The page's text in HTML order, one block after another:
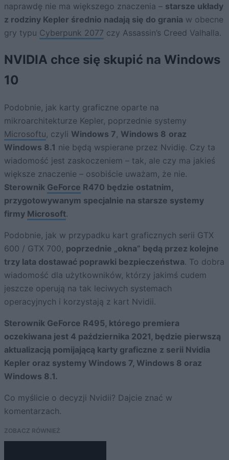
naprawdę nie ma większego znaczenia – starsze układy
z rodziny Kepler średnio nadają się do grania w obecne
gry typu Cyberpunk 2077 czy Assassin’s Creed Valhalla.
NVIDIA chce się skupić na Windows
10
Podobnie, jak karty graficzne oparte na
mikroarchitekturze Kepler, poprzednie systemy
Microsoftu, czyli Windows 7, Windows 8 oraz
Windows 8.1 nie będą wspierane przez Nvidię. Czy ta
wiadomość jest zaskoczeniem – tak, ale czy ma jakieś
większe znaczenie – osobiście uważam, że nie.
Sterownik GeForce R470 będzie ostatnim,
przygotowywanym specjalnie na starsze systemy
firmy Microsoft.
Podobnie, jak w przypadku kart graficznych serii GTX
600 / GTX 700, poprzednie „okna” będą przez kolejne
trzy lata dostawać poprawki bezpieczeństwa. To dobra
wiadomość dla użytkowników, którzy jakimś cudem
jeszcze operują na tak leciwych systemach
operacyjnych i korzystają z kart Nvidii.
Sterownik GeForce R495, którego premiera
oczekiwana jest 4 października 2021, będzie pierwszą
aktualizacją pomijającą karty graficzne z serii Nvidia
Kepler oraz systemy Windows 7, Windows 8 oraz
Windows 8.1.
Co myślicie o decyzji Nvidii? Dajcie znać w
komentarzach.
ZOBACZ RÓWNIEŻ